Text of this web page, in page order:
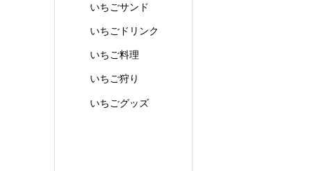
いちごサンド
いちごドリンク
いちご料理
いちご狩り
いちごグッズ